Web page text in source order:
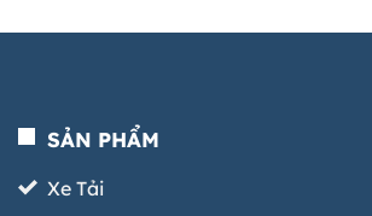
SẢN PHẨM
Xe Tải